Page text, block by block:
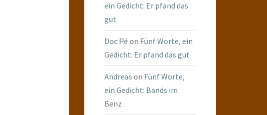
ein Gedicht: Er pfand das
gut
Doc Pé on Fünf Worte, ein
Gedicht: Er pfand das gut
Andreas on Fünf Worte,
ein Gedicht: Bands im
Benz